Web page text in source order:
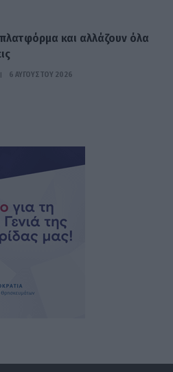
και αλλάζουν όλα
6 ΑΥΓΟΎΣΤΟΥ 2026